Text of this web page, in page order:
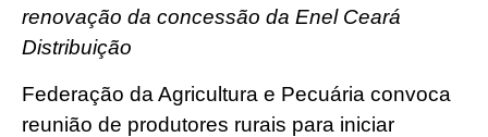
renovação da concessão da Enel Ceará
Distribuição
Federação da Agricultura e Pecuária convoca
reunião de produtores rurais para iniciar